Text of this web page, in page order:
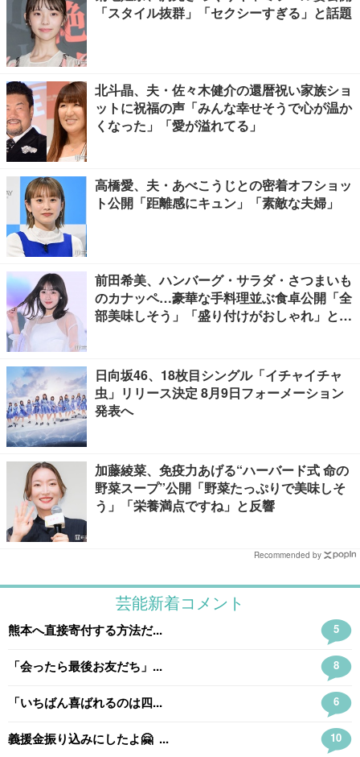
「スタイル抜群」「セクシーすぎる」と話題
北斗晶、夫・佐々木健介の還暦祝い家族ショ
ットに祝福の声「みんな幸せそうで心が温か
くなった」「愛が溢れてる」
高橋愛、夫・あべこうじとの密着オフショッ
ト公開「距離感にキュン」「素敵な夫婦」
前田希美、ハンバーグ・サラダ・さつまいも
のカナッペ…豪華な手料理並ぶ食卓公開「全
部美味しそう」「盛り付けがおしゃれ」と絶
日向坂46、18枚目シングル「イチャイチャ
虫」リリース決定 8月9日フォーメーション
発表へ
加藤綾菜、免疫力あげる“ハーバード式 命の
野菜スープ”公開「野菜たっぷりで美味しそ
う」「栄養満点ですね」と反響
Recommended by